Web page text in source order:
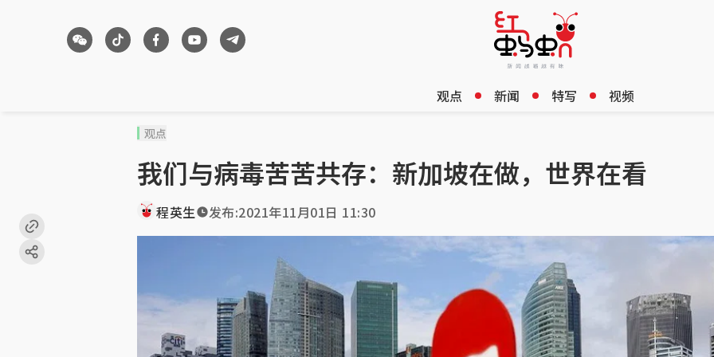
观点 新闻 特写 视频
观点
我们与病毒苦苦共存：新加坡在做，世界在看
程英生 发布:2021年11月01日 11:30